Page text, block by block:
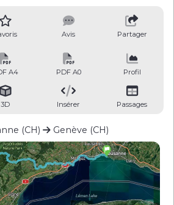
Avis Partager
A4 PDF A0 Profil
3D Insérer Passages
(CH) Genève (CH)